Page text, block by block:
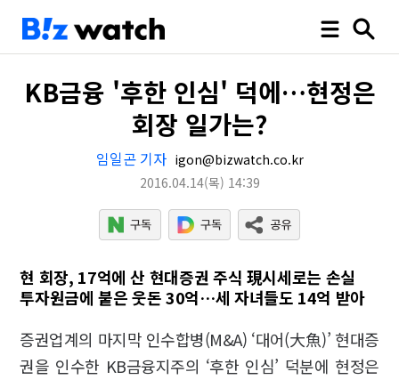
KB금융 '후한 인심' 덕에…현정은
회장 일가는?
임일곤 기자 igon@bizwatch.co.kr
2016.04.14(목) 14:39
현 회장, 17억에 산 현대증권 주식 現시세로는 손실
투자원금에 붙은 웃돈 30억…세 자녀들도 14억 받아
증권업계의 마지막 인수합병(M&A) ‘대어(大魚)’ 현대증
권을 인수한 KB금융지주의 ‘후한 인심’ 덕분에 현정은